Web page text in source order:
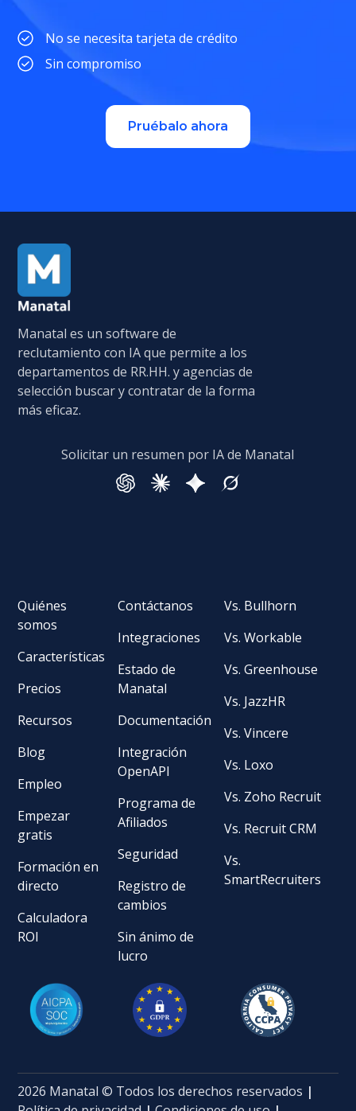
No se necesita tarjeta de crédito
Sin compromiso
Pruébalo ahora
Manatal es un software de
reclutamiento con IA que permite a los
departamentos de RR.HH. y agencias de
selección buscar y contratar de la forma
más eficaz.
Solicitar un resumen por IA de Manatal
Quiénes
somos
Características
Precios
Recursos
Blog
Empleo
Empezar
gratis
Formación en
directo
Calculadora
ROI
Contáctanos
Integraciones
Estado de
Manatal
Documentación
Integración
OpenAPI
Programa de
Afiliados
Seguridad
Registro de
cambios
Sin ánimo de
lucro
Vs. Bullhorn
Vs. Workable
Vs. Greenhouse
Vs. JazzHR
Vs. Vincere
Vs. Loxo
Vs. Zoho Recruit
Vs. Recruit CRM
Vs.
SmartRecruiters
2026 Manatal © Todos los derechos reservados |